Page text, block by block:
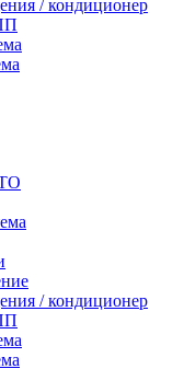
/ кондиционер
/ кондиционер